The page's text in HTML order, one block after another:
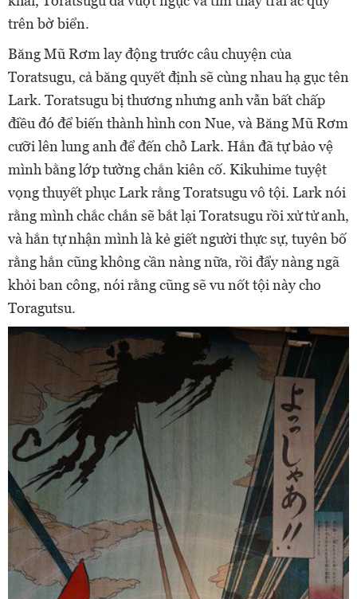
trên bờ biển.
Băng Mũ Rơm lay động trước câu chuyện của
Toratsugu, cả băng quyết định sẽ cùng nhau hạ gục tên
Lark. Toratsugu bị thương nhưng anh vẫn bất chấp
điều đó để biến thành hình con Nue, và Băng Mũ Rơm
cưỡi lên lung anh để đến chỗ Lark. Hắn đã tự bảo vệ
mình bằng lớp tường chắn kiên cố. Kikuhime tuyệt
vọng thuyết phục Lark rằng Toratsugu vô tội. Lark nói
rằng mình chắc chắn sẽ bắt lại Toratsugu rồi xử tử anh,
và hắn tự nhận mình là kẻ giết người thực sự, tuyên bố
rằng hắn cũng không cần nàng nữa, rồi đẩy nàng ngã
khỏi ban công, nói rằng cũng sẽ vu nốt tội này cho
Toragutsu.